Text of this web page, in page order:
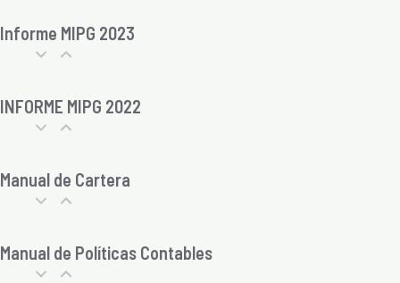
Informe MIPG 2023
INFORME MIPG 2022
Manual de Cartera
Manual de Políticas Contables